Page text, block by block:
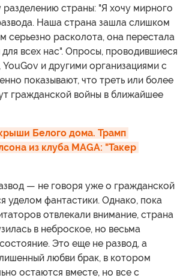
страны: "Я хочу мирного
Наша страна зашла слишком
серьезно расколота, она перестала
всех нас". Опросы, проводившиеся
и другими организациями с
показывают, что треть или более
гражданской войны в ближайшее
Белого дома. Трамп
из клуба MAGA: "Такер
— не говоря уже о гражданской
уделом фантастики. Однако, пока
отвлекали внимание, страна
в неброское, но весьма
Это еще не развод, а
любви брак, в котором
остаются вместе, но все с